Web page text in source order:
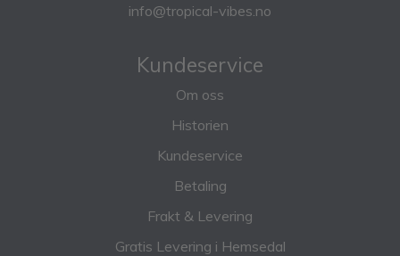
info@tropical-vibes.no
Kundeservice
Om oss
Historien
Kundeservice
Betaling
Frakt & Levering
Gratis Levering i Hemsedal